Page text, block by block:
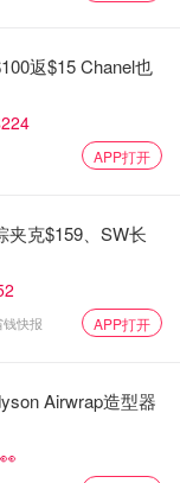
返$15 Chanel也
APP打开
夹克$159、SW长
快报 APP打开
Airwrap造型器